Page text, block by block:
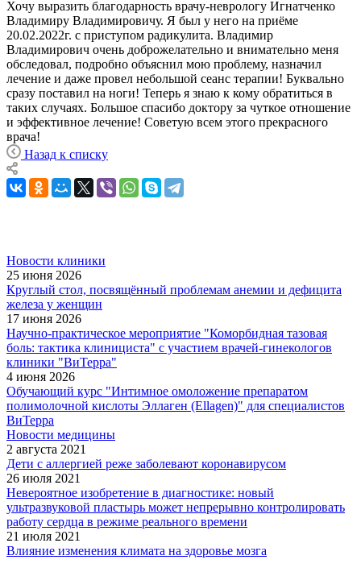
Хочу выразить благодарность врачу-неврологу Игнатченко
Владимиру Владимировичу. Я был у него на приёме
20.02.2022г. с приступом радикулита. Владимир
Владимирович очень доброжелательно и внимательно меня
обследовал, подробно объяснил мою проблему, назначил
лечение и даже провел небольшой сеанс терапии! Буквально
сразу поставил на ноги! Теперь я знаю к кому обратиться в
таких случаях. Большое спасибо доктору за чуткое отношение
и эффективное лечение! Советую всем этого прекрасного
врача!
Назад к списку
Новости клиники
25 июня 2026
Круглый стол, посвящённый проблемам анемии и дефицита
железа у женщин
17 июня 2026
Научно-практическое мероприятие "Коморбидная тазовая
боль: тактика клинициста" с участием врачей-гинекологов
клиники "ВиТерра"
4 июня 2026
Обучающий курс "Интимное омоложение препаратом
полимолочной кислоты Эллаген (Ellagen)" для специалистов
ВиТерра
Новости медицины
2 августа 2021
Дети с аллергией реже заболевают коронавирусом
26 июля 2021
Невероятное изобретение в диагностике: новый
ультразвуковой пластырь может непрерывно контролировать
работу сердца в режиме реального времени
21 июля 2021
Влияние изменения климата на здоровье мозга